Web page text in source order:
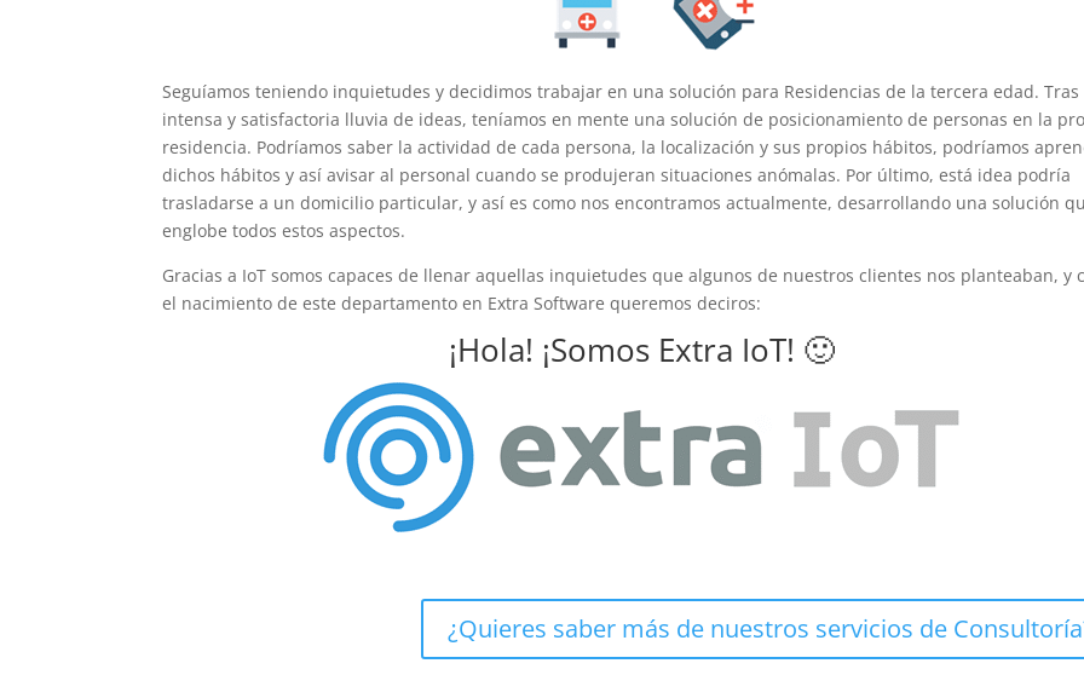
Seguíamos teniendo inquietudes y decidimos trabajar en una solución para Residencias de la tercera edad.
intensa y satisfactoria lluvia de ideas, teníamos en mente una solución de posicionamiento de personas en la
residencia. Podríamos saber la actividad de cada persona, la localización y sus propios hábitos, podríamos
dichos hábitos y así avisar al personal cuando se produjeran situaciones anómalas. Por último, está idea podría
trasladarse a un domicilio particular, y así es como nos encontramos actualmente, desarrollando una solución
englobe todos estos aspectos.
Gracias a IoT somos capaces de llenar aquellas inquietudes que algunos de nuestros clientes nos planteaban, y
el nacimiento de este departamento en Extra Software queremos deciros:
¡Hola! ¡Somos Extra IoT! 🙂
¿Quieres saber más de nuestros servicios de